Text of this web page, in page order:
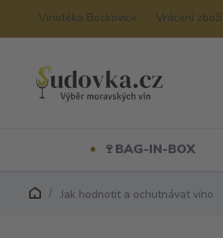
Vinotéka Boskovice Vrácení zboží
🍷BAG-IN-BOX
Jak hodnotit a ochutnávat víno